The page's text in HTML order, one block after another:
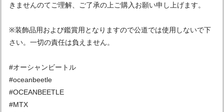
きませんのてご理解、ご了承の上ご購入お願い申し上げます。
※装飾品用および鑑賞用となりますので公道では使用しないで下
さい。一切の責任は負えません。
#オーシャンビートル
#oceanbeetle
#OCEANBEETLE
#MTX